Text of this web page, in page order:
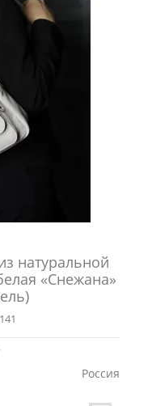
натуральной
«Снежана»
Россия